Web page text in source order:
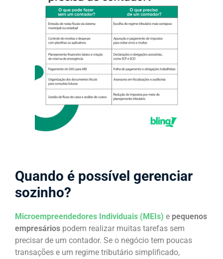
Quando é possível gerenciar
sozinho?
Microempreendedores Individuais (MEIs) e pequenos
empresários podem realizar muitas tarefas sem
precisar de um contador. Se o negócio tem poucas
transações e um regime tributário simplificado,